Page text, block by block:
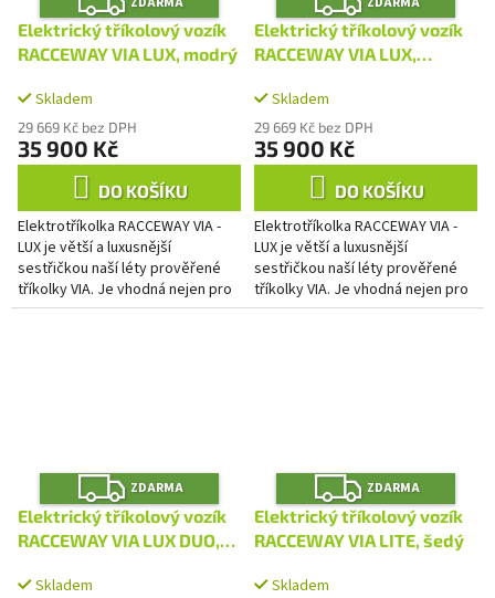
D
A
R
M
Elektrický tříkolový vozík
RACCEWAY VIA LUX, modrý
Skladem
29 669 Kč bez DPH
35 900 Kč
DO KOŠÍKU
Elektrotříkolka RACCEWAY VIA -
LUX je větší a luxusnější
sestřičkou naší léty prověřené
tříkolky VIA. Je vhodná nejen pro
ty, kdo mají problémy s chůzí a
D
A
R
M
Elektrický tříkolový vozík
RACCEWAY VIA LUX,
Skladem
29 669 Kč bez DPH
35 900 Kč
DO KOŠÍKU
Elektrotříkolka RACCEWAY VIA -
LUX je větší a luxusnější
sestřičkou naší léty prověřené
tříkolky VIA. Je vhodná nejen pro
ty, kdo mají problémy s chůzí a
Z
D
A
R
M
ZDARMA
Elektrický tříkolový vozík
RACCEWAY VIA LUX DUO,
Skladem
Z
D
A
R
M
ZDARMA
Elektrický tříkolový vozík
RACCEWAY VIA LITE, šedý
Skladem